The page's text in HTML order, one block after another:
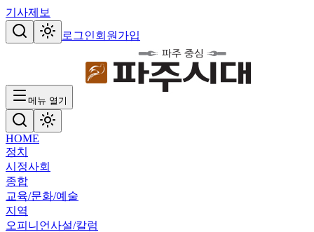
기사제보
로그인회원가입
메뉴 열기
HOME
정치
시정사회
종합
교육/문화/예술
지역
오피니언사설/칼럼